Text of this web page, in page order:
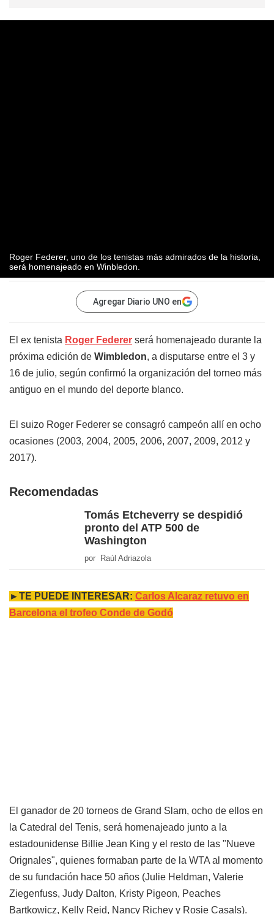
Roger Federer, uno de los tenistas más admirados de la historia,
será homenajeado en Winbledon.
Agregar Diario UNO en
El ex tenista Roger Federer será homenajeado durante la
próxima edición de Wimbledon, a disputarse entre el 3 y
16 de julio, según confirmó la organización del torneo más
antiguo en el mundo del deporte blanco.
El suizo Roger Federer se consagró campeón allí en ocho
ocasiones (2003, 2004, 2005, 2006, 2007, 2009, 2012 y
2017).
Recomendadas
Tomás Etcheverry se despidió
pronto del ATP 500 de
Washington
por Raúl Adriazola
►TE PUEDE INTERESAR: Carlos Alcaraz retuvo en
Barcelona el trofeo Conde de Godó
El ganador de 20 torneos de Grand Slam, ocho de ellos en
la Catedral del Tenis, será homenajeado junto a la
estadounidense Billie Jean King y el resto de las "Nueve
Orignales", quienes formaban parte de la WTA al momento
de su fundación hace 50 años (Julie Heldman, Valerie
Ziegenfuss, Judy Dalton, Kristy Pigeon, Peaches
Bartkowicz, Kelly Reid, Nancy Richey y Rosie Casals).